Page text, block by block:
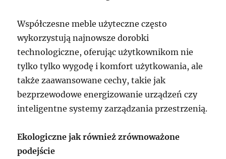
Współczesne meble użyteczne często
wykorzystują najnowsze dorobki
technologiczne, oferując użytkownikom nie
tylko tylko wygodę i komfort użytkowania, ale
także zaawansowane cechy, takie jak
bezprzewodowe energizowanie urządzeń czy
inteligentne systemy zarządzania przestrzenią.
Ekologiczne jak również zrównoważone
podejście